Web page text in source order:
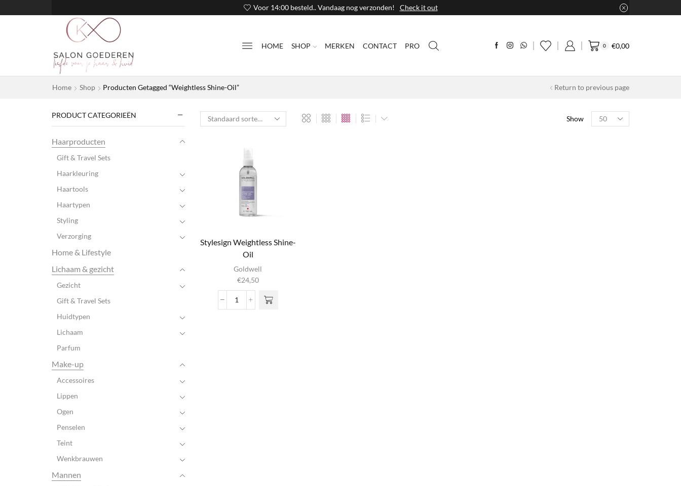
Voor 14:00 besteld.. Vandaag nog verzonden! Check it out
HOME SHOP MERKEN CONTACT PRO 0 €0,00
Home Shop Producten Getagged “Weightless Shine-Oil” Return to previous page
Show
Products
per
Stylesign Weightless Shine-
Oil
Goldwell
€24,50
Stylesign
PRODUCT CATEGORIEËN
Haarproducten
Gift & Travel Sets
Haarkleuring
Haartools
Haartypen
Styling
Verzorging
Home & Lifestyle
Lichaam & gezicht
Gezicht
Gift & Travel Sets
Huidtypen
Lichaam
Parfum
Make-up
Accessoires
Lippen
Ogen
Penselen
Teint
Wenkbrauwen
Mannen